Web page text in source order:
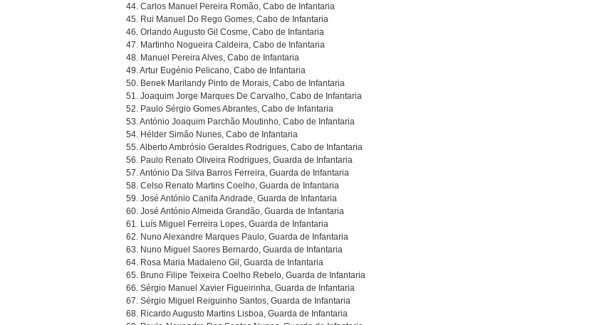
44. Carlos Manuel Pereira Romão, Cabo de Infantaria
45. Rui Manuel Do Rego Gomes, Cabo de Infantaria
46. Orlando Augusto Gil Cosme, Cabo de Infantaria
47. Martinho Nogueira Caldeira, Cabo de Infantaria
48. Manuel Pereira Alves, Cabo de Infantaria
49. Artur Eugénio Pelicano, Cabo de Infantaria
50. Benek Marilandy Pinto de Morais, Cabo de Infantaria
51. Joaquim Jorge Marques De Carvalho, Cabo de Infantaria
52. Paulo Sérgio Gomes Abrantes, Cabo de Infantaria
53. António Joaquim Parchão Moutinho, Cabo de Infantaria
54. Hélder Simão Nunes, Cabo de Infantaria
55. Alberto Ambrósio Geraldes Rodrigues, Cabo de Infantaria
56. Paulo Renato Oliveira Rodrigues, Guarda de Infantaria
57. António Da Silva Barros Ferreira, Guarda de Infantaria
58. Celso Renato Martins Coelho, Guarda de Infantaria
59. José António Canifa Andrade, Guarda de Infantaria
60. José António Almeida Grandão, Guarda de Infantaria
61. Luís Miguel Ferreira Lopes, Guarda de Infantaria
62. Nuno Alexandre Marques Paulo, Guarda de Infantaria
63. Nuno Miguel Saores Bernardo, Guarda de Infantaria
64. Rosa Maria Madaleno Gil, Guarda de Infantaria
65. Bruno Filipe Teixeira Coelho Rebelo, Guarda de Infantaria
66. Sérgio Manuel Xavier Figueirinha, Guarda de Infantaria
67. Sérgio Miguel Reiguinho Santos, Guarda de Infantaria
68. Ricardo Augusto Martins Lisboa, Guarda de Infantaria